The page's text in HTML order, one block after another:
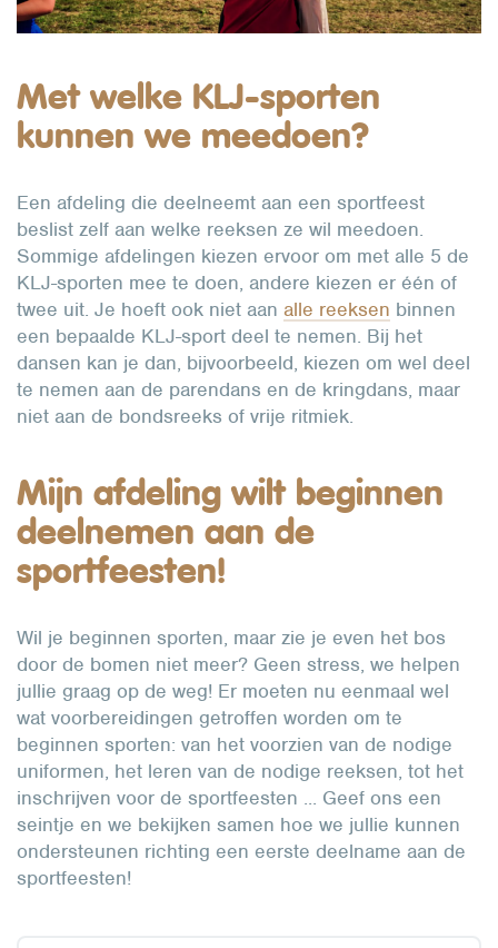
Met welke KLJ-sporten
kunnen we meedoen?
Een afdeling die deelneemt aan een sportfeest
beslist zelf aan welke reeksen ze wil meedoen.
Sommige afdelingen kiezen ervoor om met alle 5 de
KLJ-sporten mee te doen, andere kiezen er één of
twee uit. Je hoeft ook niet aan alle reeksen binnen
een bepaalde KLJ-sport deel te nemen. Bij het
dansen kan je dan, bijvoorbeeld, kiezen om wel deel
te nemen aan de parendans en de kringdans, maar
niet aan de bondsreeks of vrije ritmiek.
Mijn afdeling wilt beginnen
deelnemen aan de
sportfeesten!
Wil je beginnen sporten, maar zie je even het bos
door de bomen niet meer? Geen stress, we helpen
jullie graag op de weg! Er moeten nu eenmaal wel
wat voorbereidingen getroffen worden om te
beginnen sporten: van het voorzien van de nodige
uniformen, het leren van de nodige reeksen, tot het
inschrijven voor de sportfeesten ... Geef ons een
seintje en we bekijken samen hoe we jullie kunnen
ondersteunen richting een eerste deelname aan de
sportfeesten!